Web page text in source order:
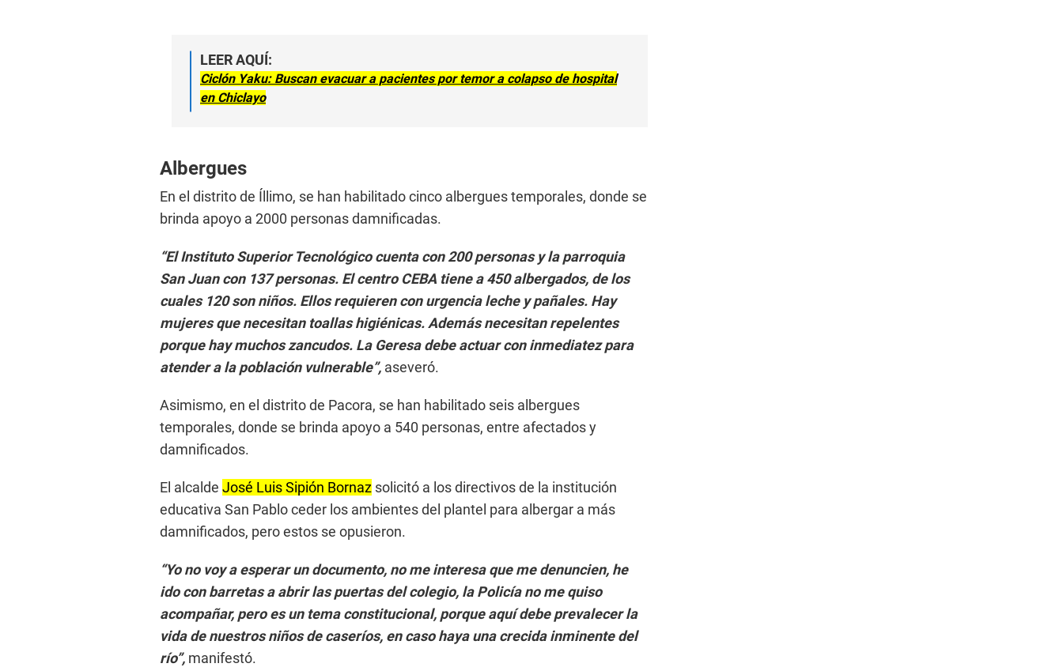
LEER AQUÍ:
Ciclón Yaku: Buscan evacuar a pacientes por temor a colapso de hospital
en Chiclayo
Albergues
En el distrito de Íllimo, se han habilitado cinco albergues temporales, donde se
brinda apoyo a 2000 personas damnificadas.
“El Instituto Superior Tecnológico cuenta con 200 personas y la parroquia
San Juan con 137 personas. El centro CEBA tiene a 450 albergados, de los
cuales 120 son niños. Ellos requieren con urgencia leche y pañales. Hay
mujeres que necesitan toallas higiénicas. Además necesitan repelentes
porque hay muchos zancudos. La Geresa debe actuar con inmediatez para
atender a la población vulnerable”, aseveró.
Asimismo, en el distrito de Pacora, se han habilitado seis albergues
temporales, donde se brinda apoyo a 540 personas, entre afectados y
damnificados.
El alcalde José Luis Sipión Bornaz solicitó a los directivos de la institución
educativa San Pablo ceder los ambientes del plantel para albergar a más
damnificados, pero estos se opusieron.
“Yo no voy a esperar un documento, no me interesa que me denuncien, he
ido con barretas a abrir las puertas del colegio, la Policía no me quiso
acompañar, pero es un tema constitucional, porque aquí debe prevalecer la
vida de nuestros niños de caseríos, en caso haya una crecida inminente del
río”, manifestó.